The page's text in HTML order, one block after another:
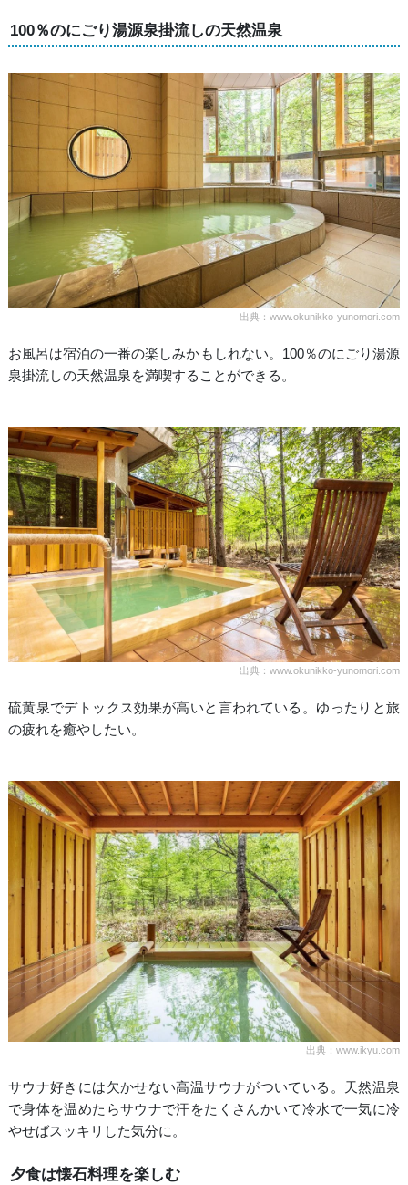
100％のにごり湯源泉掛流しの天然温泉
出典：www.okunikko-yunomori.com
お風呂は宿泊の一番の楽しみかもしれない。100％のにごり湯源
泉掛流しの天然温泉を満喫することができる。
出典：www.okunikko-yunomori.com
硫黄泉でデトックス効果が高いと言われている。ゆったりと旅
の疲れを癒やしたい。
出典：www.ikyu.com
サウナ好きには欠かせない高温サウナがついている。天然温泉
で身体を温めたらサウナで汗をたくさんかいて冷水で一気に冷
やせばスッキリした気分に。
夕食は懐石料理を楽しむ